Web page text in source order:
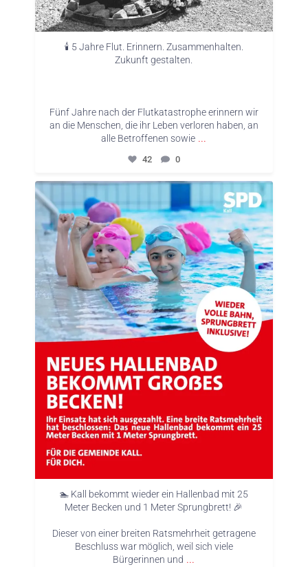
🕯️ 5 Jahre Flut. Erinnern. Zusammenhalten.
Zukunft gestalten.
Fünf Jahre nach der Flutkatastrophe erinnern wir
an die Menschen, die ihr Leben verloren haben, an
alle Betroffenen sowie ...
42 0
🏊 Kall bekommt wieder ein Hallenbad mit 25
Meter Becken und 1 Meter Sprungbrett! 🎉
Dieser von einer breiten Ratsmehrheit getragene
Beschluss war möglich, weil sich viele
Bürgerinnen und ...